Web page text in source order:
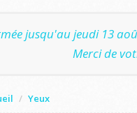
jusqu'au jeudi 13
Merci de
Yeux